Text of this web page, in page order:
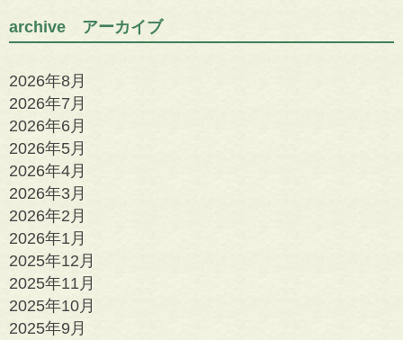
archive アーカイブ
2026年8月
2026年7月
2026年6月
2026年5月
2026年4月
2026年3月
2026年2月
2026年1月
2025年12月
2025年11月
2025年10月
2025年9月